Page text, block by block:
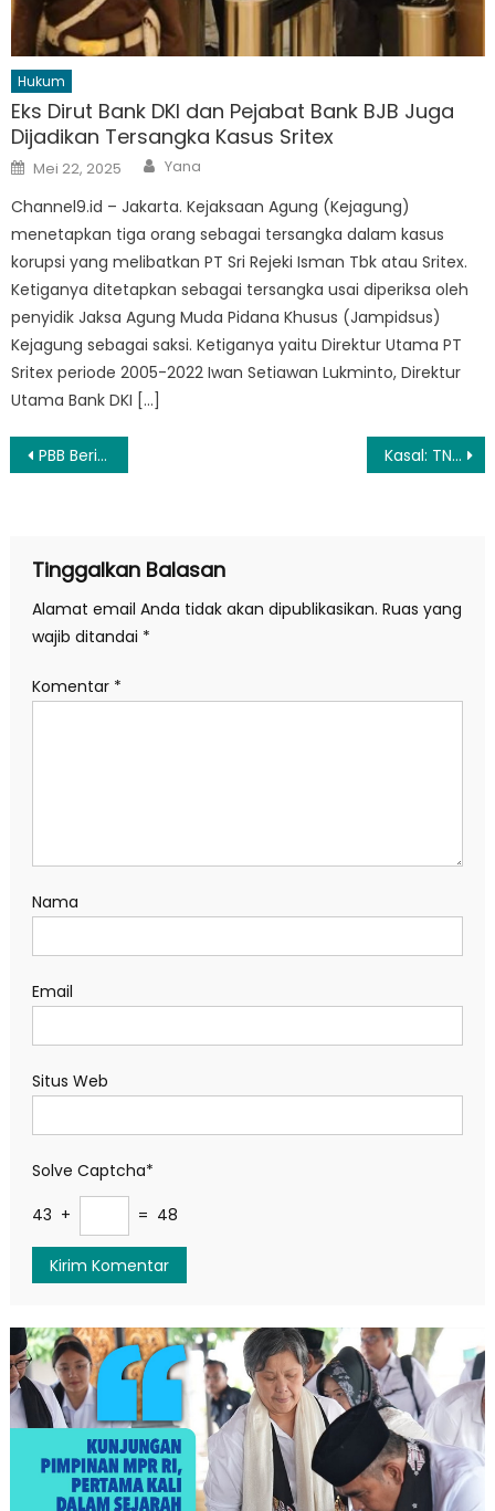
Hukum
Eks Dirut Bank DKI dan Pejabat Bank BJB Juga
Dijadikan Tersangka Kasus Sritex
Posted
on
Mei 22, 2025 Author
Yana
Channel9.id – Jakarta. Kejaksaan Agung (Kejagung)
menetapkan tiga orang sebagai tersangka dalam kasus
korupsi yang melibatkan PT Sri Rejeki Isman Tbk atau Sritex.
Ketiganya ditetapkan sebagai tersangka usai diperiksa oleh
penyidik Jaksa Agung Muda Pidana Khusus (Jampidsus)
Kejagung sebagai saksi. Ketiganya yaitu Direktur Utama PT
Sritex periode 2005-2022 Iwan Setiawan Lukminto, Direktur
Utama Bank DKI […]
Navigasi
PBB Beri Peringatan: Tak Ada Cara Kredibel untuk Jaga Suhu Bumi Kasal: TNI AL Siapkan 12 KRI Amankan KTT G20
Tinggalkan Balasan
Alamat email Anda tidak akan dipublikasikan. Ruas yang
wajib ditandai *
Komentar *
Nama
Email
Situs Web
Solve Captcha*
43 +
= 48